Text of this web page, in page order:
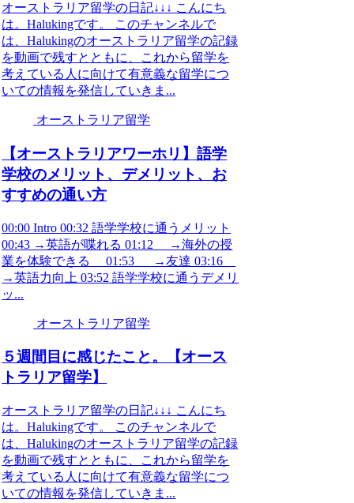
オーストラリア留学の日記↓↓↓ こんにち
は。Halukingです。 このチャンネルで
は、Halukingのオーストラリア留学の記録
を動画で残すとともに、これから留学を
考えている人に向けて有意義な留学につ
いての情報を発信していきま...
オーストラリア留学
【オーストラリアワーホリ】語学
学校のメリット、デメリット、お
すすめの通い方
00:00 Intro 00:32 語学学校に通うメリット
00:43 →英語が喋れる 01:12 →海外の授
業を体験できる 01:53 →友達 03:16
→英語力向上 03:52 語学学校に通うデメリ
ッ...
オーストラリア留学
５週間目に感じたこと。【オース
トラリア留学】
オーストラリア留学の日記↓↓↓ こんにち
は。Halukingです。 このチャンネルで
は、Halukingのオーストラリア留学の記録
を動画で残すとともに、これから留学を
考えている人に向けて有意義な留学につ
いての情報を発信していきま...